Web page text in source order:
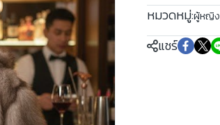
หมวดหมู่:ผู้หญิง
แชร์